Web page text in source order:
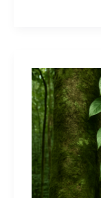
Uña
de
Gato:
la
liana
sanadora
del